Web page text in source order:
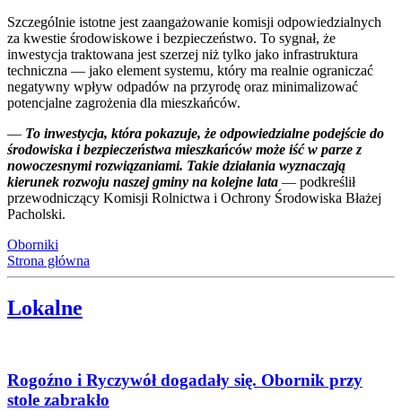
Szczególnie istotne jest zaangażowanie komisji odpowiedzialnych
za kwestie środowiskowe i bezpieczeństwo. To sygnał, że
inwestycja traktowana jest szerzej niż tylko jako infrastruktura
techniczna — jako element systemu, który ma realnie ograniczać
negatywny wpływ odpadów na przyrodę oraz minimalizować
potencjalne zagrożenia dla mieszkańców.
— To inwestycja, która pokazuje, że odpowiedzialne podejście do
środowiska i bezpieczeństwa mieszkańców może iść w parze z
nowoczesnymi rozwiązaniami. Takie działania wyznaczają
kierunek rozwoju naszej gminy na kolejne lata — podkreślił
przewodniczący Komisji Rolnictwa i Ochrony Środowiska Błażej
Pacholski.
Oborniki
Strona główna
Lokalne
Rogoźno i Ryczywół dogadały się. Obornik przy
stole zabrakło